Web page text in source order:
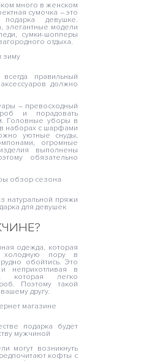
много в женском
сумочка – это
девушке.
элегантные модели
сумки-шопперы
отдыха.
правильный
должно
– превосходный
и порадовать
Головные уборы в
наборах с шарфами
уютные снуды,
огромные
выполнены
обязательно
натуральной пряжи
для девушек
одежда, которая
холодную пору в
обойтись. Это
неприхотливая в
которая легко
Поэтому такой
другу.
подарка будет
мужчиной
могут возникнуть
кофты с